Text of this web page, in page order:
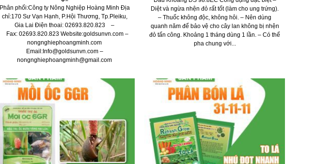
Phân phối:Công ty Nông Nghiệp Hoàng Minh Địa
chỉ:170 Sư Vạn Hạnh, P.Hội Thương, Tp.Pleiku,
Gia Lai Điện thoai: 02693.820.823 –
Fax: 02693.820.823 Website:goldsunvn.com –
nongnghiephoangminh.com
Email:Info@goldsunvn.com –
nongnghiephoangminh@gmail.com
Diệt và ngừa nhện đỏ rất tốt (làm cho ung trứng).
– Thuốc không độc, không hôi. – Nên dùng
quanh năm để bảo vệ cho cây lan không bị nhện
đỏ tấn công. Khoảng 1 tháng dùng 1 lần. – Có thể
pha chung với...